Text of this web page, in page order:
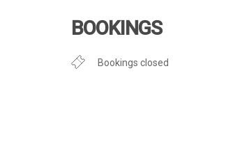
BOOKINGS
Bookings closed